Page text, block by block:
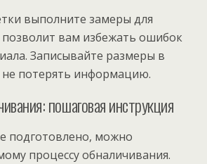
выполните замеры для
вам избежать ошибок
Записывайте размеры в
потерять информацию.
пошаговая инструкция
подготовлено, можно
процессу обналичивания.